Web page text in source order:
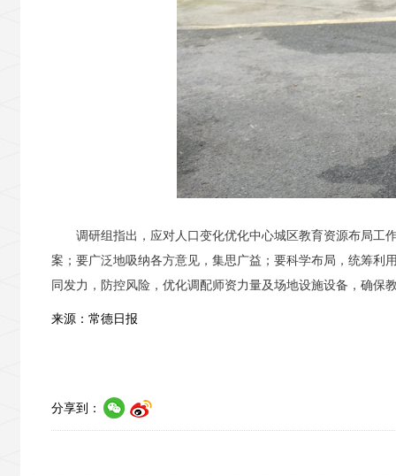
调研组指出，应对人口变化优化中心城区教育资源布局工
案；要广泛地吸纳各方意见，集思广益；要科学布局，统筹利
同发力，防控风险，优化调配师资力量及场地设施设备，确保
来源：常德日报
分享到：